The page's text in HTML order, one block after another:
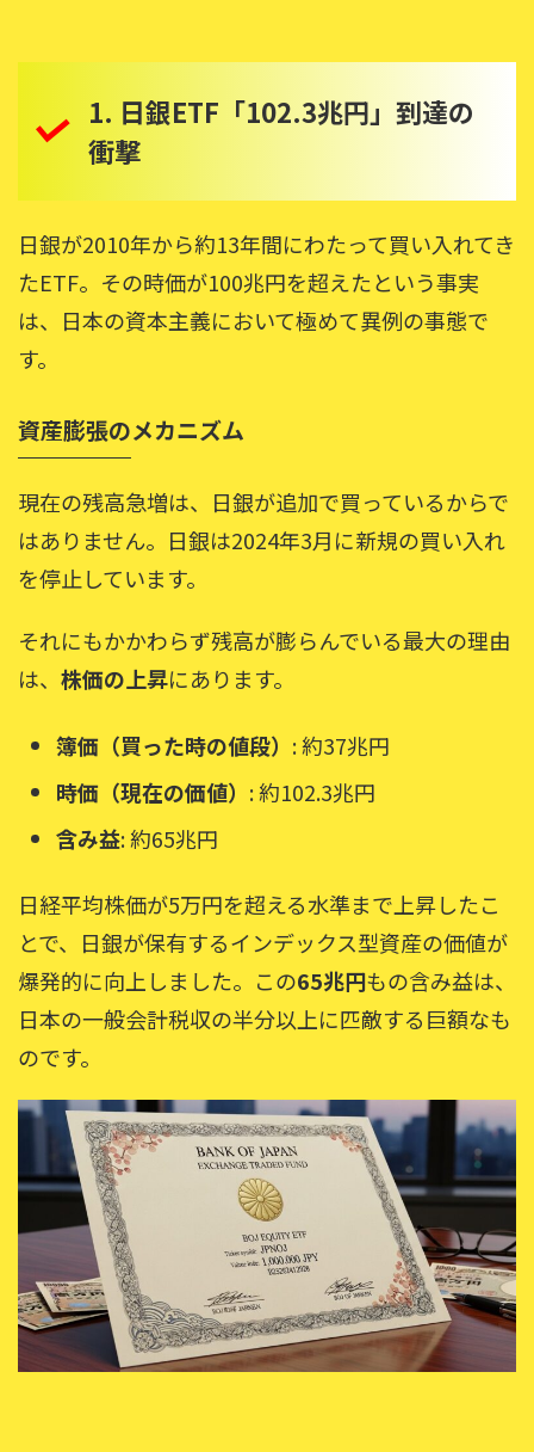
1. 日銀ETF「102.3兆円」到達の
衝撃
日銀が2010年から約13年間にわたって買い入れてき
たETF。その時価が100兆円を超えたという事実
は、日本の資本主義において極めて異例の事態で
す。
資産膨張のメカニズム
現在の残高急増は、日銀が追加で買っているからで
はありません。日銀は2024年3月に新規の買い入れ
を停止しています。
それにもかかわらず残高が膨らんでいる最大の理由
は、 株価の上昇にあります。
簿価（買った時の値段） : 約37兆円
時価（現在の価値） : 約102.3兆円
含み益: 約65兆円
日経平均株価が5万円を超える水準まで上昇したこ
とで、日銀が保有するインデックス型資産の価値が
爆発的に向上しました。この65兆円もの含み益は、
日本の一般会計税収の半分以上に匹敵する巨額なも
のです。